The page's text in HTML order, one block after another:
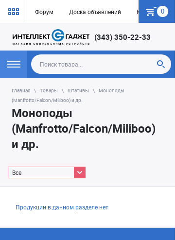
Форум Доска объявлений Как купить
0
(343) 350-22-33
Главная Товары Штативы
Моноподы
(Manfrotto/Falcon/Miliboo) и др.
Моноподы
(Manfrotto/Falcon/Miliboo)
и др.
Все
Продукции в данном разделе нет